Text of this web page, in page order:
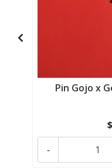
Pin Gojo x
-